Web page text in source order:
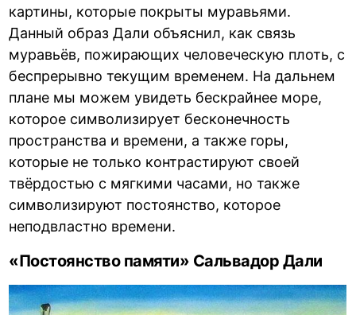
картины, которые покрыты муравьями.
Данный образ Дали объяснил, как связь
муравьёв, пожирающих человеческую плоть, с
беспрерывно текущим временем. На дальнем
плане мы можем увидеть бескрайнее море,
которое символизирует бесконечность
пространства и времени, а также горы,
которые не только контрастируют своей
твёрдостью с мягкими часами, но также
символизируют постоянство, которое
неподвластно времени.
«Постоянство памяти» Сальвадор Дали